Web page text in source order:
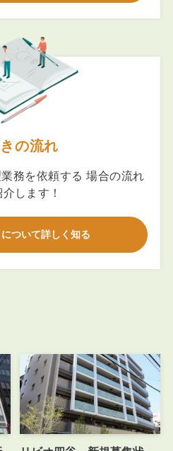
の流れ
務を依頼する 場合の流れ
します！
ついて詳しく知る